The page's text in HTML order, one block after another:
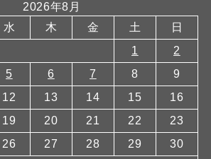
2026年8月
水 木 金 土
日
1
2
5 6 7 8
9
12 13 14 15
16
19 20 21 22
23
26 27 28 29
30